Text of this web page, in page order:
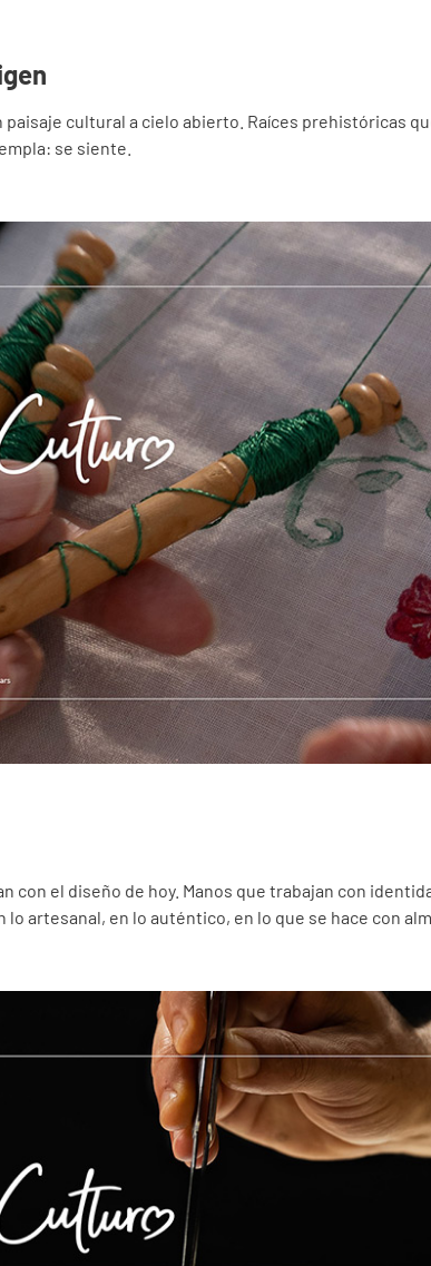
cultural a cielo abierto. Raíces prehistóricas
se siente.
con el diseño de hoy. Manos que trabajan con
artesanal, en lo auténtico, en lo que se hace con